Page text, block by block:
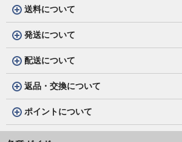
送料について
発送について
配送について
返品・交換について
ポイントについて